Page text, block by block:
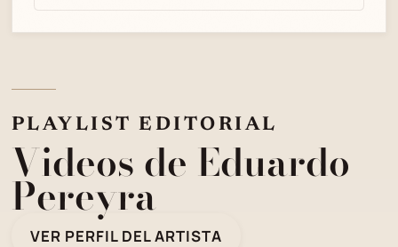
PLAYLIST EDITORIAL
Videos de Eduardo
Pereyra
VER PERFIL DEL ARTISTA